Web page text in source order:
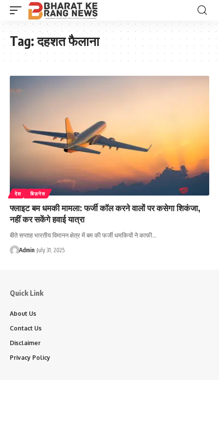
Tag:दहशत फैलाना
देश बिज़नेस
फ्लाइट बम धमकी मामला: फर्जी कॉल करने वालों पर कसेगा शिकंजा,
नहीं कर सकेंगे हवाई यात्रा
बीते सप्ताह भारतीय विमानन क्षेत्र में बम की फर्जी धमकियों ने काफी…
Admin July 31, 2025
Quick Link
About Us
Contact Us
Disclaimer
Privacy Policy